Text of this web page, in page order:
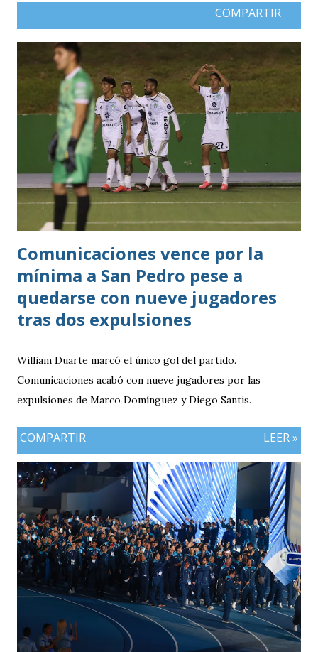
COMPARTIR
Comunicaciones vence por la
mínima a San Pedro pese a
quedarse con nueve jugadores
tras dos expulsiones
William Duarte marcó el único gol del partido.
Comunicaciones acabó con nueve jugadores por las
expulsiones de Marco Domínguez y Diego Santis.
COMPARTIR LEER »